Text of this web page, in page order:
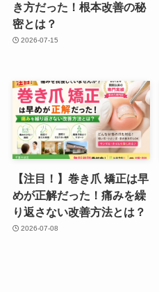
き方だった！根本改善の秘
密とは？
2026-07-15
【注目！】巻き爪 矯正は早
めが正解だった！痛みを繰
り返さない改善方法とは？
2026-07-08